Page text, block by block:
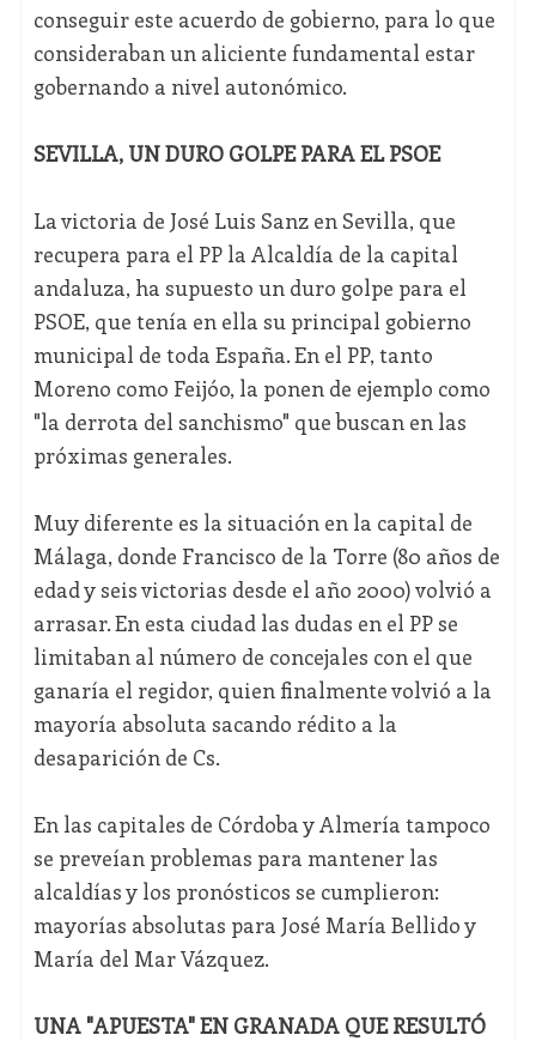
conseguir este acuerdo de gobierno, para lo que
consideraban un aliciente fundamental estar
gobernando a nivel autonómico.
SEVILLA, UN DURO GOLPE PARA EL PSOE
La victoria de José Luis Sanz en Sevilla, que
recupera para el PP la Alcaldía de la capital
andaluza, ha supuesto un duro golpe para el
PSOE, que tenía en ella su principal gobierno
municipal de toda España. En el PP, tanto
Moreno como Feijóo, la ponen de ejemplo como
"la derrota del sanchismo" que buscan en las
próximas generales.
Muy diferente es la situación en la capital de
Málaga, donde Francisco de la Torre (80 años de
edad y seis victorias desde el año 2000) volvió a
arrasar. En esta ciudad las dudas en el PP se
limitaban al número de concejales con el que
ganaría el regidor, quien finalmente volvió a la
mayoría absoluta sacando rédito a la
desaparición de Cs.
En las capitales de Córdoba y Almería tampoco
se preveían problemas para mantener las
alcaldías y los pronósticos se cumplieron:
mayorías absolutas para José María Bellido y
María del Mar Vázquez.
UNA "APUESTA" EN GRANADA QUE RESULTÓ